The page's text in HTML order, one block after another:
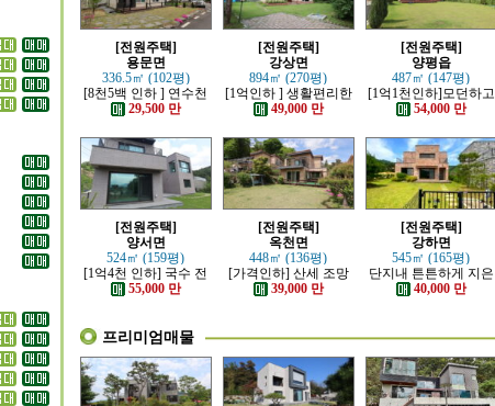
[전원주택]
용문면
336.5㎡ (102평)
[8천5백 인하 ] 연수천
가까운 튼튼하게 잘지
은 전원주택
29,500 만
[전원주택]
강상면
894㎡ (270평)
[1억인하 ] 생활편리한
정남향의 관리 잘된 전
49,000 만
[전원주택]
양평읍
487㎡ (147평)
[1억1천인하]모던하고
심플한 신축전원주택
54,000 만
[전원주택]
양서면
524㎡ (159평)
[1억4천 인하] 국수 전
철역 인근 제대로 잘 지
은 신축 전원주택
55,000 만
[전원주택]
옥천면
448㎡ (136평)
[가격인하] 산세 조망
좋은 남향 전원주택
39,000 만
[전원주택]
강하면
545㎡ (165평)
단지내 튼튼하게 지은
전원주택
40,000 만
프리미엄매물